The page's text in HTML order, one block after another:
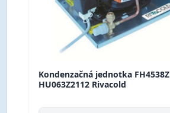
Kondenzačná jednotka FH4538Z P-
HU063Z2112 Rivacold